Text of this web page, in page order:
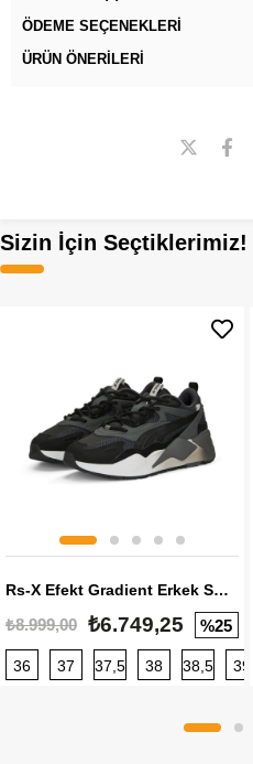
ÖDEME SEÇENEKLERI
ÜRÜN ÖNERILERI
Sizin İçin Seçtiklerimiz!
Rs-X Efekt Gradient Erkek Sneaker
₺8.999,00 ₺6.749,25 %25
36 37 37,5 38 38,5 39